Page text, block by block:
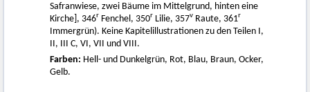
Safranwiese, zwei Bäume im Mittelgrund, hinten eine
Kirche], 346r Fenchel, 350r Lilie, 357v Raute, 361r
Immergrün). Keine Kapitelillustrationen zu den Teilen I,
II, III C, VI, VII und VIII.
Farben: Hell- und Dunkelgrün, Rot, Blau, Braun, Ocker,
Gelb.